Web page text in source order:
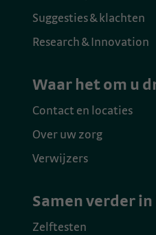
Suggesties & klachten
Research & Innovation
Waar het om u
Contact en locaties
Over uw zorg
Verwijzers
Samen verder
Zelftesten